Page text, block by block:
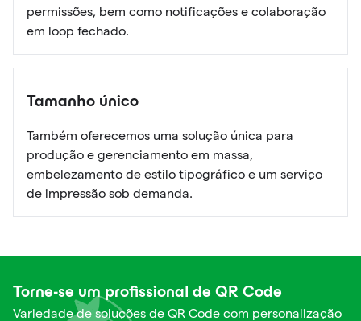
permissões, bem como notificações e colaboração
em loop fechado.
Tamanho único
Também oferecemos uma solução única para
produção e gerenciamento em massa,
embelezamento de estilo tipográfico e um serviço
de impressão sob demanda.
Torne-se um profissional de QR Code
Variedade de soluções de QR Code com personalização